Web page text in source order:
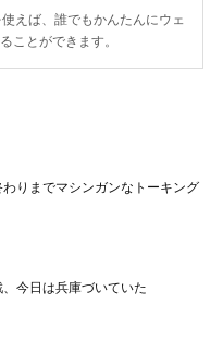
えば、誰でもかんたんにウェ
ことができます。
りまでマシンガンなトーキング
今日は兵庫づいていた